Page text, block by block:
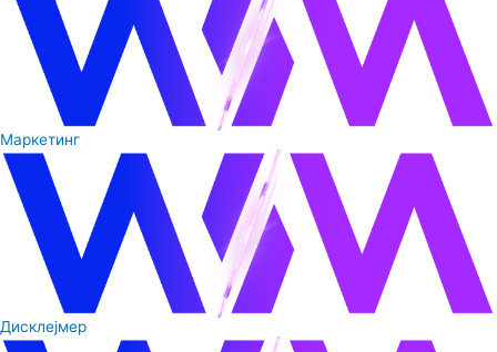
Маркетинг
Дисклејмер